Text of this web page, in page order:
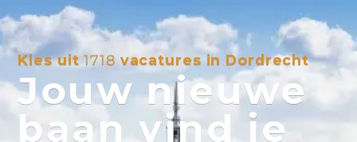
Kies uit1718 vacatures in Dordrecht
Jouw nieuwe
baan vind je